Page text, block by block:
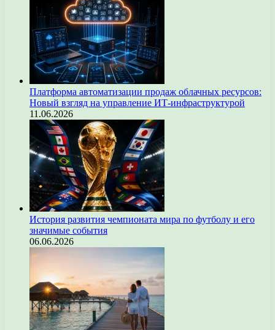
Платформа автоматизации продаж облачных ресурсов:
Новый взгляд на управление ИТ-инфраструктурой
11.06.2026
История развития чемпионата мира по футболу и его
значимые события
06.06.2026